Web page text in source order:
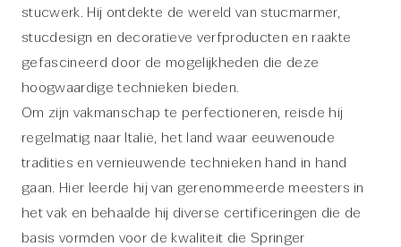
stucwerk. Hij ontdekte de wereld van stucmarmer,
stucdesign en decoratieve verfproducten en raakte
gefascineerd door de mogelijkheden die deze
hoogwaardige technieken bieden.
Om zijn vakmanschap te perfectioneren, reisde hij
regelmatig naar Italië, het land waar eeuwenoude
tradities en vernieuwende technieken hand in hand
gaan. Hier leerde hij van gerenommeerde meesters in
het vak en behaalde hij diverse certificeringen die de
basis vormden voor de kwaliteit die Springer